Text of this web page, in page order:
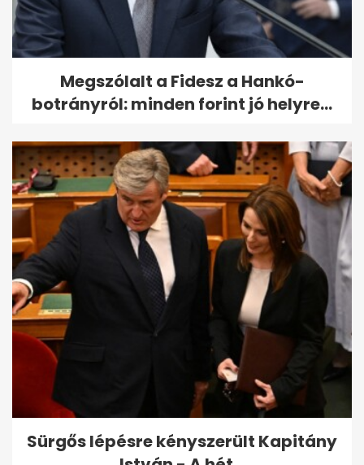
Megszólalt a Fidesz a Hankó-
botrányról: minden forint jó helyre...
Sürgős lépésre kényszerült Kapitány